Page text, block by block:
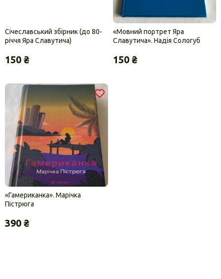
Січеславський збірник (до 80-
річчя Яра Славутича)
150 ₴
«Мовний портрет Яра
Славутича». Надія Сологуб
150 ₴
«Гамериканка». Марічка
Пістрюга
390 ₴